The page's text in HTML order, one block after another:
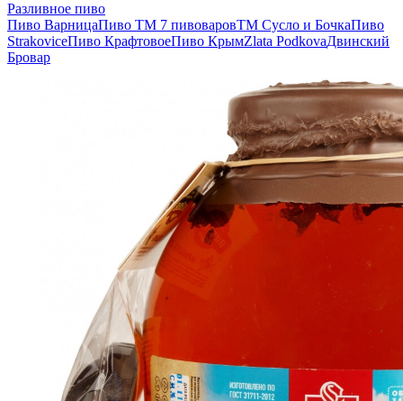
Разливное пиво
Пиво ВарницаПиво ТМ 7 пивоваровТМ Сусло и БочкаПиво
StrakoviceПиво КрафтовоеПиво КрымZlata PodkovaДвинский
Бровар